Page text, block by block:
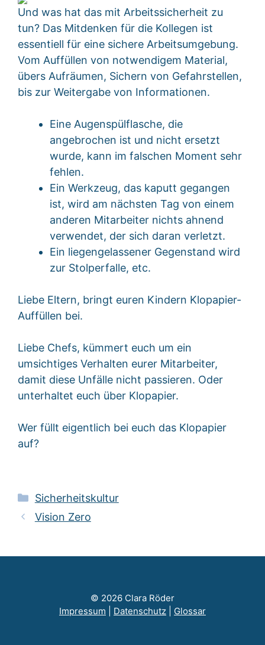
Und was hat das mit Arbeitssicherheit zu
tun? Das Mitdenken für die Kollegen ist
essentiell für eine sichere Arbeitsumgebung.
Vom Auffüllen von notwendigem Material,
übers Aufräumen, Sichern von Gefahrstellen,
bis zur Weitergabe von Informationen.
Eine Augenspülflasche, die
angebrochen ist und nicht ersetzt
wurde, kann im falschen Moment sehr
fehlen.
Ein Werkzeug, das kaputt gegangen
ist, wird am nächsten Tag von einem
anderen Mitarbeiter nichts ahnend
verwendet, der sich daran verletzt.
Ein liegengelassener Gegenstand wird
zur Stolperfalle, etc.
Liebe Eltern, bringt euren Kindern Klopapier-
Auffüllen bei.
Liebe Chefs, kümmert euch um ein
umsichtiges Verhalten eurer Mitarbeiter,
damit diese Unfälle nicht passieren. Oder
unterhaltet euch über Klopapier.
Wer füllt eigentlich bei euch das Klopapier
auf?
Kategorien
Sicherheitskultur
Vision Zero
© 2026 Clara Röder
Impressum
Datenschutz Glossar